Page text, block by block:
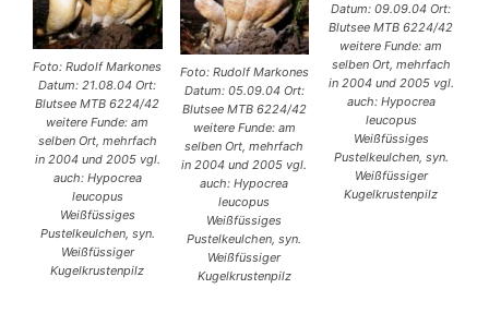
Foto: Rudolf Markones
Datum: 21.08.04 Ort:
Blutsee MTB 6224/42
weitere Funde: am
selben Ort, mehrfach
in 2004 und 2005 vgl.
auch: Hypocrea
leucopus
Weißfüssiges
Pustelkeulchen, syn.
Weißfüssiger
Kugelkrustenpilz
Foto: Rudolf Markones
Datum: 05.09.04 Ort:
Blutsee MTB 6224/42
weitere Funde: am
selben Ort, mehrfach
in 2004 und 2005 vgl.
auch: Hypocrea
leucopus
Weißfüssiges
Pustelkeulchen, syn.
Weißfüssiger
Kugelkrustenpilz
Datum: 09.09.04 Ort:
Blutsee MTB 6224/42
weitere Funde: am
selben Ort, mehrfach
in 2004 und 2005 vgl.
auch: Hypocrea
leucopus
Weißfüssiges
Pustelkeulchen, syn.
Weißfüssiger
Kugelkrustenpilz